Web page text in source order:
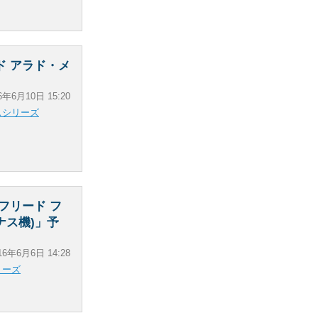
アラド・メ
年6月10日 15:20
リーズ
リード フ
ス機)」予
年6月6日 14:28
ーズ